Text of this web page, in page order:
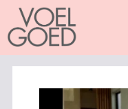
Skip
content